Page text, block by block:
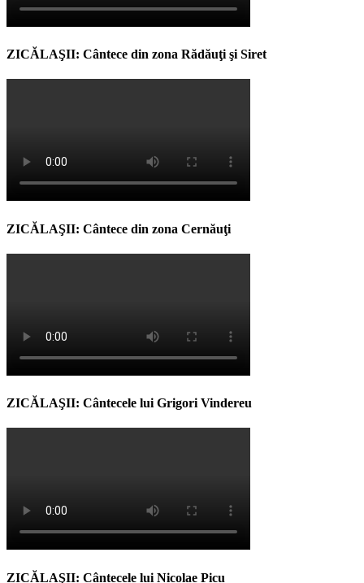
ZICĂLAŞII: Cântece din zona Rădăuţi şi Siret
ZICĂLAŞII: Cântece din zona Cernăuţi
ZICĂLAŞII: Cântecele lui Grigori Vindereu
ZICĂLAŞII: Cântecele lui Nicolae Picu